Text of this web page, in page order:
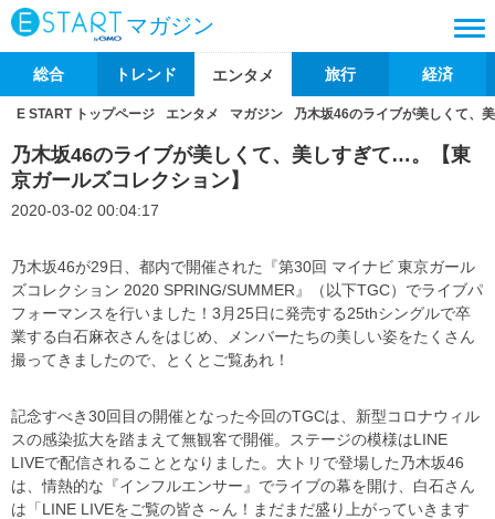
マガジン
総合 トレンド エンタメ 旅行 経済
E START トップページ エンタメ マガジン 乃木坂46のライブが美しくて、
乃木坂46のライブが美しくて、美しすぎて…。【東
京ガールズコレクション】
2020-03-02 00:04:17
乃木坂46が29日、都内で開催された『第30回 マイナビ 東京ガール
ズコレクション 2020 SPRING/SUMMER』（以下TGC）でライブパ
フォーマンスを行いました！3月25日に発売する25thシングルで卒
業する白石麻衣さんをはじめ、メンバーたちの美しい姿をたくさん
撮ってきましたので、とくとご覧あれ！
記念すべき30回目の開催となった今回のTGCは、新型コロナウィル
スの感染拡大を踏まえて無観客で開催。ステージの模様はLINE
LIVEで配信されることとなりました。大トリで登場した乃木坂46
は、情熱的な『インフルエンサー』でライブの幕を開け、白石さん
は「LINE LIVEをご覧の皆さ～ん！まだまだ盛り上がっていきます